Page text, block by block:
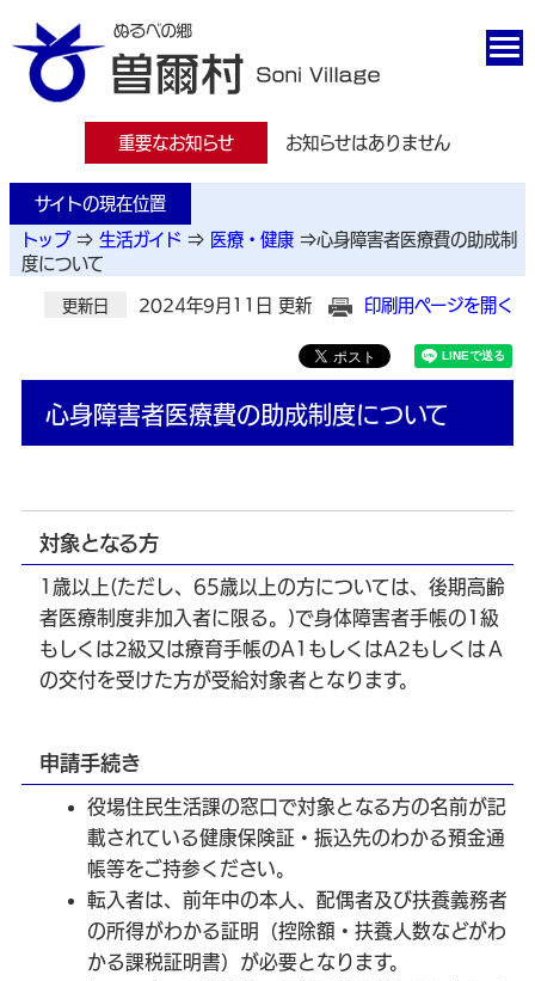
重要なお知らせ お知らせはありません
サイトの現在位置
トップ ⇒ 生活ガイド ⇒ 医療・健康 ⇒心身障害者医療費の助成制
度について
更新日 2024年9月11日 更新 印刷用ページを開く
心身障害者医療費の助成制度について
対象となる方
1歳以上(ただし、65歳以上の方については、後期高齢
者医療制度非加入者に限る。)で身体障害者手帳の1級
もしくは2級又は療育手帳のA1もしくはA2もしくはＡ
の交付を受けた方が受給対象者となります。
申請手続き
役場住民生活課の窓口で対象となる方の名前が記
載されている健康保険証・振込先のわかる預金通
帳等をご持参ください。
転入者は、前年中の本人、配偶者及び扶養義務者
の所得がわかる証明（控除額・扶養人数などがわ
かる課税証明書）が必要となります。